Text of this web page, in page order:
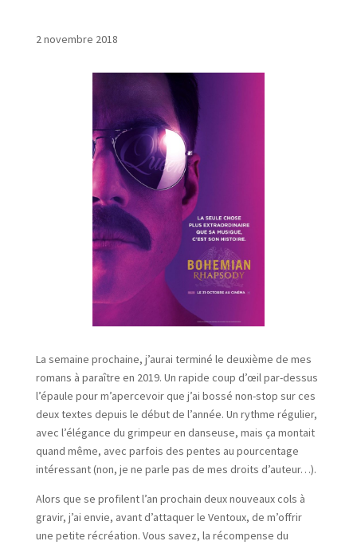
2 novembre 2018
La semaine prochaine, j’aurai terminé le deuxième de mes
romans à paraître en 2019. Un rapide coup d’œil par-dessus
l’épaule pour m’apercevoir que j’ai bossé non-stop sur ces
deux textes depuis le début de l’année. Un rythme régulier,
avec l’élégance du grimpeur en danseuse, mais ça montait
quand même, avec parfois des pentes au pourcentage
intéressant (non, je ne parle pas de mes droits d’auteur…).
Alors que se profilent l’an prochain deux nouveaux cols à
gravir, j’ai envie, avant d’attaquer le Ventoux, de m’offrir
une petite récréation. Vous savez, la récompense du